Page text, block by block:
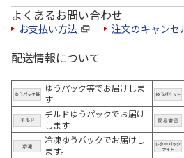
よくあるお問い合わせ
お支払い方法 注文のキャンセ
配送情報について
ゆうパック等でお届けしま
す
チルドゆうパックでお届け
します
冷凍ゆうパックでお届けし
ます。